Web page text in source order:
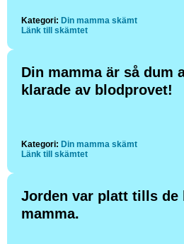
Kategori: Din mamma skämt
Länk till skämtet
Din mamma är så dum
klarade av blodprovet!
Kategori: Din mamma skämt
Länk till skämtet
Jorden var platt tills de
mamma.